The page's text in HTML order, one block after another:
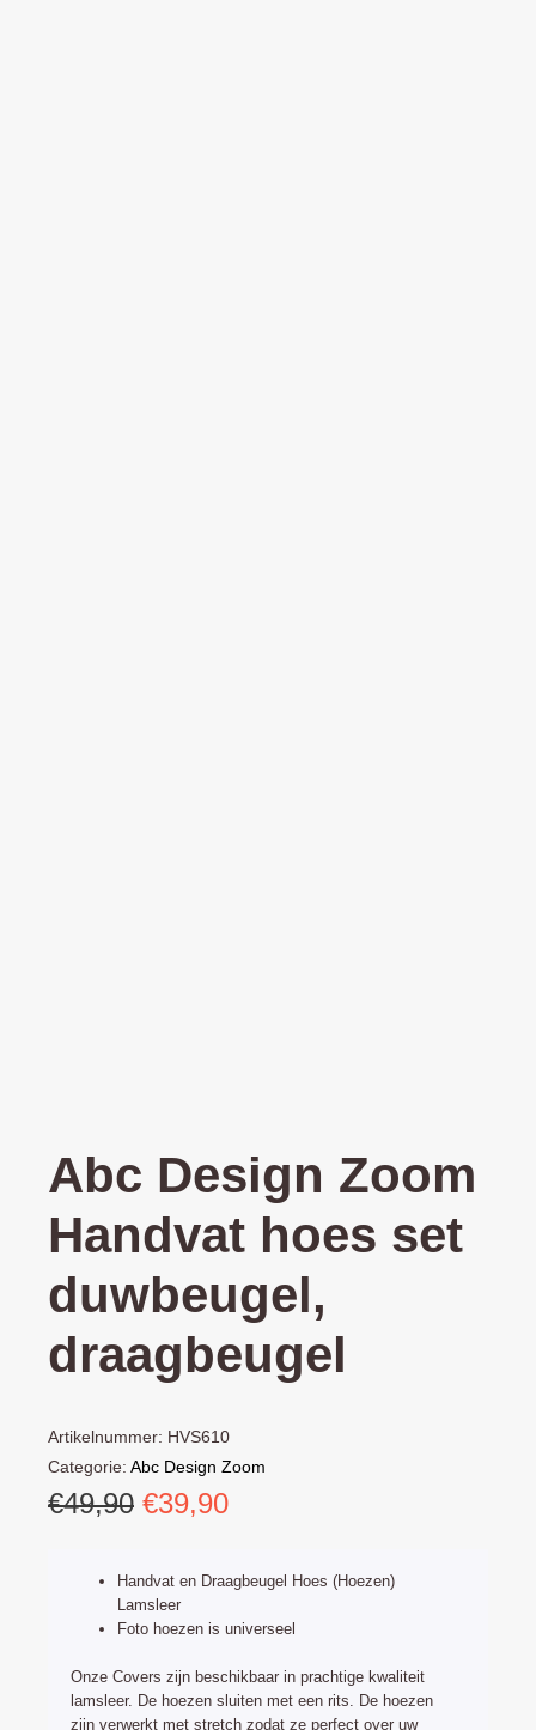
Abc Design Zoom
Handvat hoes set
duwbeugel,
draagbeugel
Artikelnummer: HVS610
Categorie: Abc Design Zoom
€49,90 Oorspronkelijke
was:
€49,90.
€39,90Huidige
is:
Handvat en Draagbeugel Hoes (Hoezen)
Lamsleer
Foto hoezen is universeel
Onze Covers zijn beschikbaar in prachtige kwaliteit
lamsleer. De hoezen sluiten met een rits. De hoezen
zijn verwerkt met stretch zodat ze perfect over uw